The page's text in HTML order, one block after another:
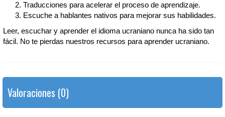
Traducciones para acelerar el proceso de aprendizaje.
Escuche a hablantes nativos para mejorar sus habilidades.
Leer, escuchar y aprender el idioma ucraniano nunca ha sido tan
fácil. No te pierdas nuestros recursos para aprender ucraniano.
Valoraciones (0)